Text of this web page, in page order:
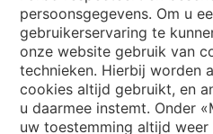
Choose your country
My Forbo
Archief webinars
persoonsgegevens. Om u
gebruikerservaring te
onze website gebruik van
technieken. Hierbij worden
cookies altijd gebruikt, en
u daarmee instemt. Onder
uw toestemming altijd